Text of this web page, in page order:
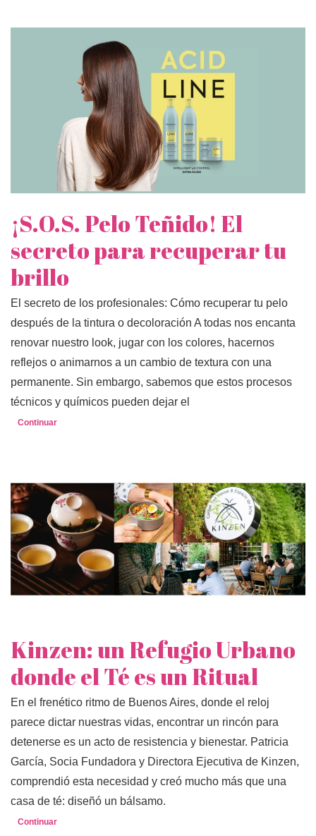
¡S.O.S. Pelo Teñido! El
secreto para recuperar tu
brillo
El secreto de los profesionales: Cómo recuperar tu pelo
después de la tintura o decoloración A todas nos encanta
renovar nuestro look, jugar con los colores, hacernos
reflejos o animarnos a un cambio de textura con una
permanente. Sin embargo, sabemos que estos procesos
técnicos y químicos pueden dejar el
Continuar
Kinzen: un Refugio Urbano
donde el Té es un Ritual
En el frenético ritmo de Buenos Aires, donde el reloj
parece dictar nuestras vidas, encontrar un rincón para
detenerse es un acto de resistencia y bienestar. Patricia
García, Socia Fundadora y Directora Ejecutiva de Kinzen,
comprendió esta necesidad y creó mucho más que una
casa de té: diseñó un bálsamo.
Continuar